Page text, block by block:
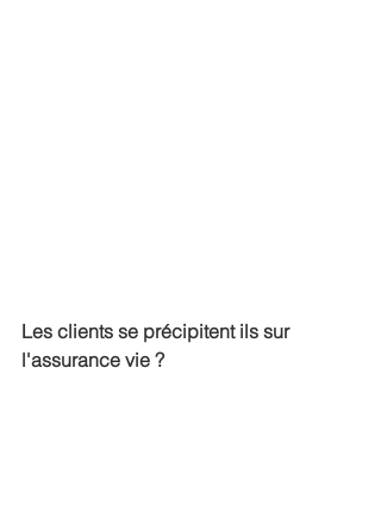
Les clients se précipitent ils sur
l'assurance vie ?